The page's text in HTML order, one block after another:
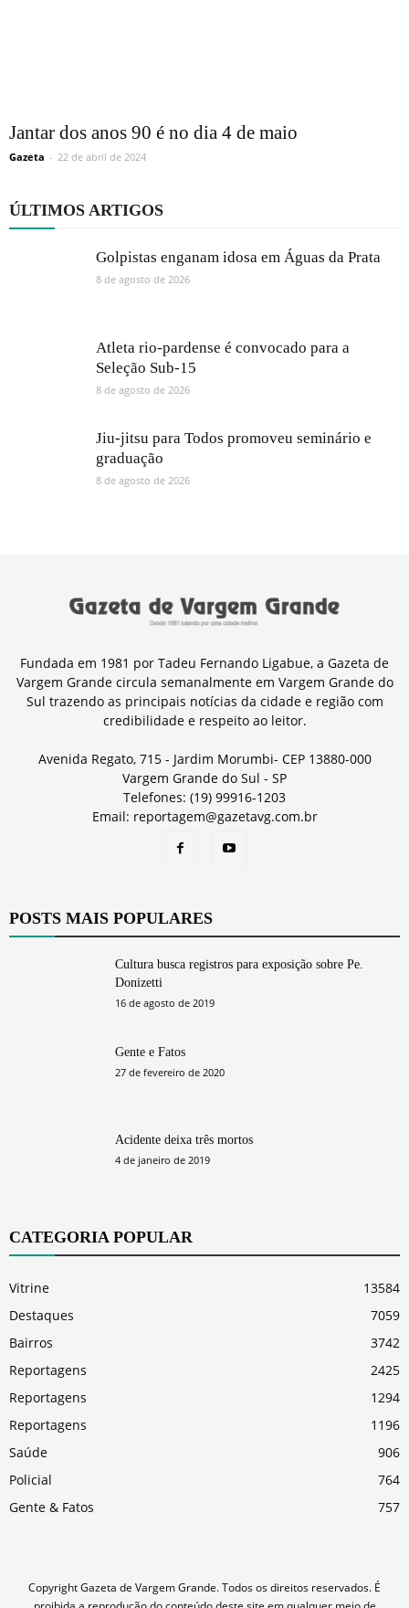
Jantar dos anos 90 é no dia 4 de maio
Gazeta - 22 de abril de 2024
ÚLTIMOS ARTIGOS
Golpistas enganam idosa em Águas da Prata
8 de agosto de 2026
Atleta rio-pardense é convocado para a
Seleção Sub-15
8 de agosto de 2026
Jiu-jitsu para Todos promoveu seminário e
graduação
8 de agosto de 2026
Fundada em 1981 por Tadeu Fernando Ligabue, a Gazeta de
Vargem Grande circula semanalmente em Vargem Grande do
Sul trazendo as principais notícias da cidade e região com
credibilidade e respeito ao leitor.
Avenida Regato, 715 - Jardim Morumbi- CEP 13880-000
Vargem Grande do Sul - SP
Telefones: (19) 99916-1203
Email: reportagem@gazetavg.com.br
POSTS MAIS POPULARES
Cultura busca registros para exposição sobre Pe.
Donizetti
16 de agosto de 2019
Gente e Fatos
27 de fevereiro de 2020
Acidente deixa três mortos
4 de janeiro de 2019
CATEGORIA POPULAR
Vitrine
13584
Destaques
7059
Bairros
3742
Reportagens
2425
Reportagens
1294
Reportagens
1196
Saúde
906
Policial
764
Gente & Fatos
757
Copyright Gazeta de Vargem Grande. Todos os direitos reservados. É